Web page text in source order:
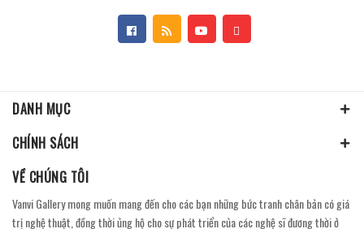
DANH MỤC
CHÍNH SÁCH
VỀ CHÚNG TÔI
Vanvi Gallery mong muốn mang đến cho các bạn những bức tranh chân bản có giá
trị nghệ thuật, đồng thời ủng hộ cho sự phát triển của các nghệ sĩ đương thời ở